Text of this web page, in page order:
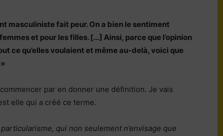
du
socialisme
masculiniste fait peur. On a bien le sentiment
et pour les filles. […] Ainsi, parce que l’opinion
ce qu’elles voulaient et même au-delà, voici que
par en donner une définition. Je vais
elle qui a créé ce terme.
qui non seulement n’envisage que